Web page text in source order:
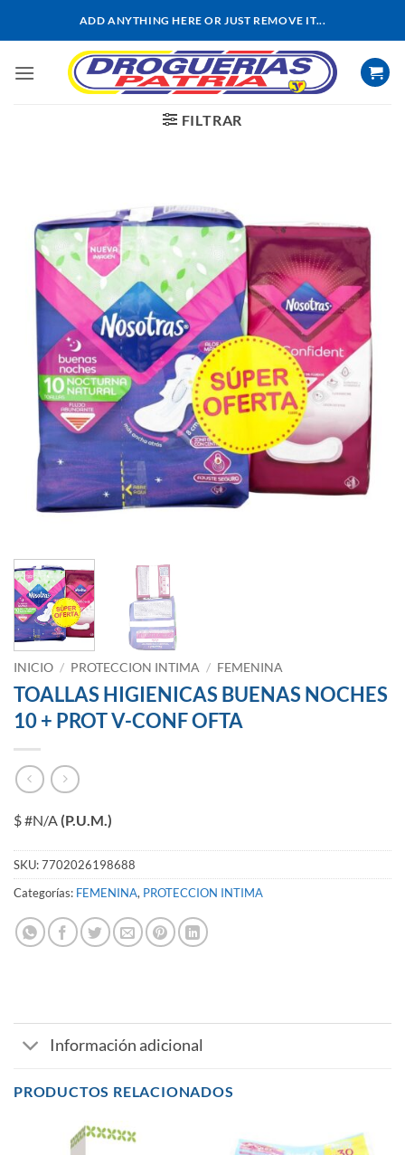
ADD ANYTHING HERE OR JUST REMOVE IT...
FILTRAR
INICIO / PROTECCION INTIMA / FEMENINA
TOALLAS HIGIENICAS BUENAS NOCHES
10 + PROT V-CONF OFTA
$ #N/A (P.U.M.)
SKU:7702026198688
Categorías: FEMENINA, PROTECCION INTIMA
Información adicional
PRODUCTOS RELACIONADOS